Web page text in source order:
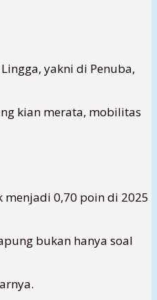
yakni di Penuba,
kian merata, mobilitas
0,70 poin di 2025
bukan hanya soal